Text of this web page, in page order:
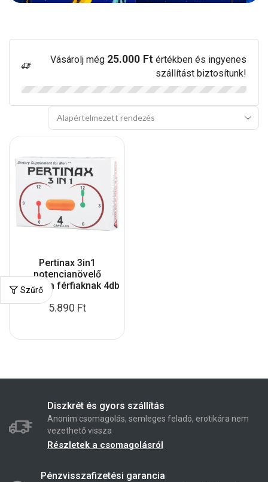
Szűrő
Vásárolj még 25.000 Ft értékben és ingyenes
szállítást biztosítunk!
Pertinax 3in1
potencianövelő
kapszula férfiaknak 4db
5.890 Ft
Diszkrét és gyors szállítás
Anonim csomagolás, semleges feladó, erotikára nem
vezethető vissza
Részletek a csomagolásról
Pénzvisszafizetési garancia